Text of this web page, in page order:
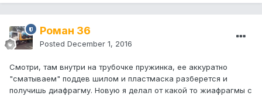
Роман 36
Posted December 1, 2016
Смотри, там внутри на трубочке пружинка, ее аккуратно
"сматываем" поддев шилом и пластмаска разберется и
получишь диафрагму. Новую я делал от какой то жиафрагмы с